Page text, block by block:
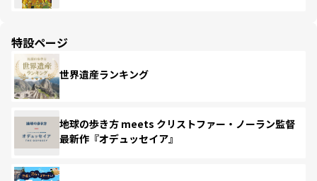
特設ページ
世界遺産ランキング
地球の歩き方 meets クリストファー・ノーラン監督
最新作『オデュッセイア』